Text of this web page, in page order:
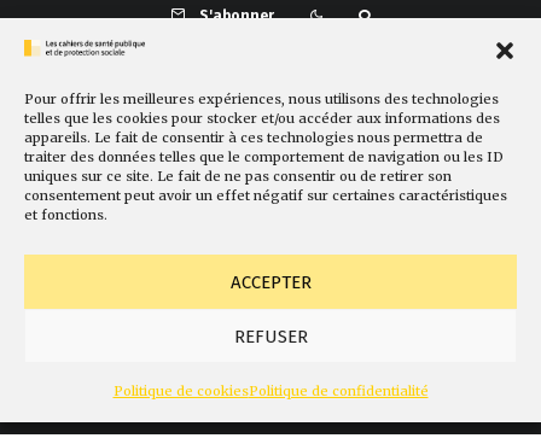
Pour offrir les meilleures expériences, nous utilisons des technologies
telles que les cookies pour stocker et/ou accéder aux informations des
appareils. Le fait de consentir à ces technologies nous permettra de
traiter des données telles que le comportement de navigation ou les ID
uniques sur ce site. Le fait de ne pas consentir ou de retirer son
consentement peut avoir un effet négatif sur certaines caractéristiques
et fonctions.
ACCEPTER
REFUSER
Politique de cookiesPolitique de confidentialité
S'abonner
Présentation Comité de rédaction Sites amis Contact
Newsletter Politique de cookies Faire un don